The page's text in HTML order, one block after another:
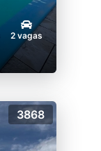
2 vagas
3868